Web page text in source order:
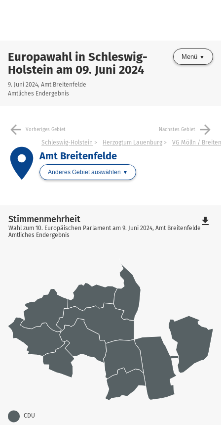
Europawahl in Schleswig-
Holstein am 09. Juni 2024
9. Juni 2024, Amt Breitenfelde
Amtliches Endergebnis
Menü
arrow_back Vorheriges Gebiet Nächstes Gebiet arrow_forward
place
Schleswig-Holstein Herzogtum Lauenburg VG Mölln /
Amt Breitenfelde
Anderes Gebiet auswählen
Stimmenmehrheit
Wahl zum 10. Europäischen Parlament am 9. Juni 2024, Amt Breitenfelde
Amtliches Endergebnis
CDU
file_download